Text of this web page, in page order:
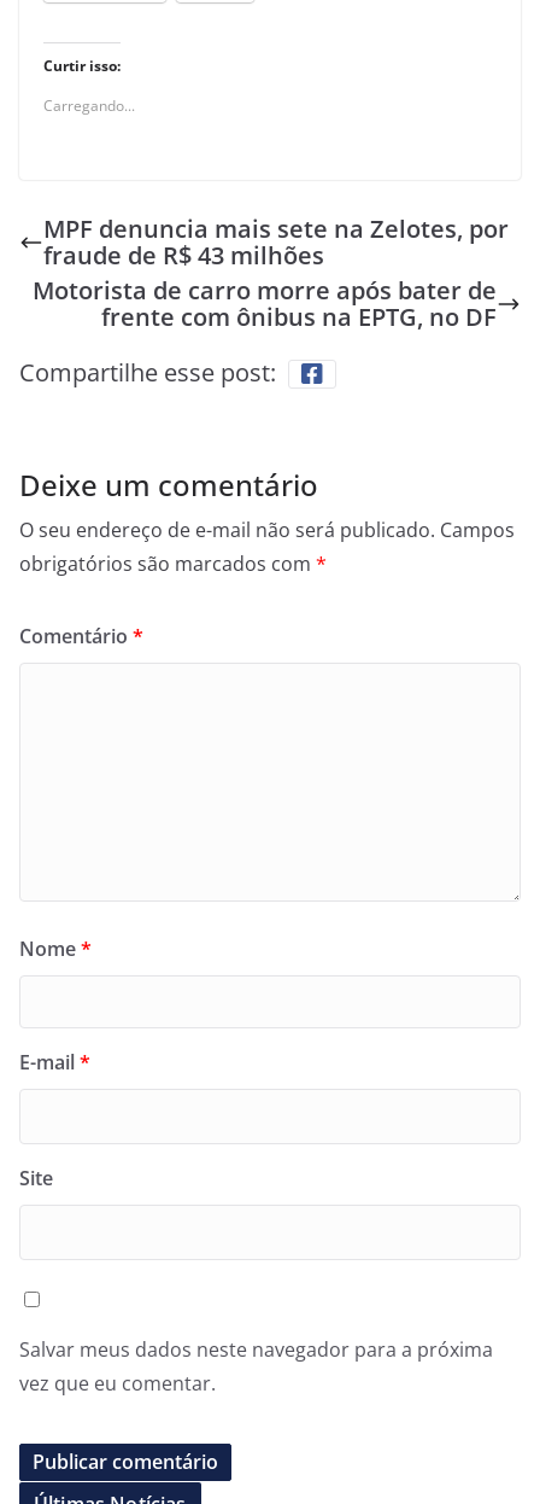
Curtir isso:
Carregando...
MPF denuncia mais sete na Zelotes, por
fraude de R$ 43 milhões
Motorista de carro morre após bater de
frente com ônibus na EPTG, no DF
Compartilhe esse post:
Deixe um comentário
O seu endereço de e-mail não será publicado. Campos
obrigatórios são marcados com *
Comentário *
Nome*
E-mail*
Site
Salvar meus dados neste navegador para a próxima
vez que eu comentar.